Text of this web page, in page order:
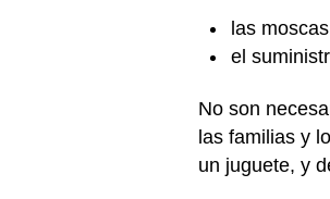
las
el
No son
las familias y
un juguete, y